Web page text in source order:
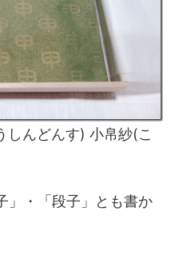
んどんす) 小帛紗(こ
」・「段子」とも書か